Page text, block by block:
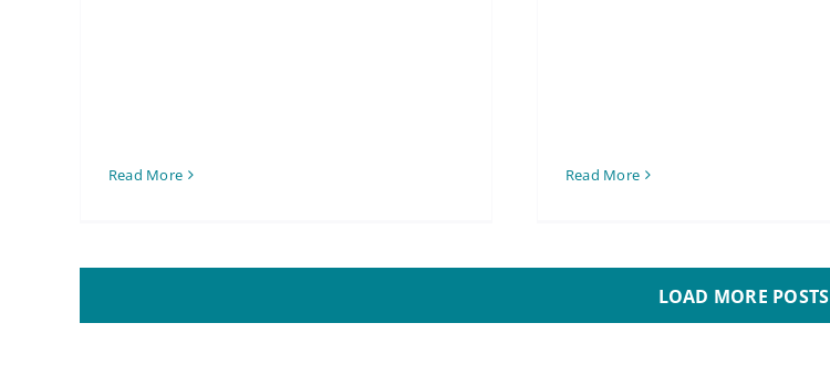
Read More Read More
LOAD MORE POSTS